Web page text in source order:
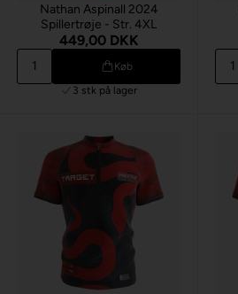
Nathan Aspinall 2024
Spillertrøje - Str. 4XL
449,00 DKK
Køb
3 stk på lager